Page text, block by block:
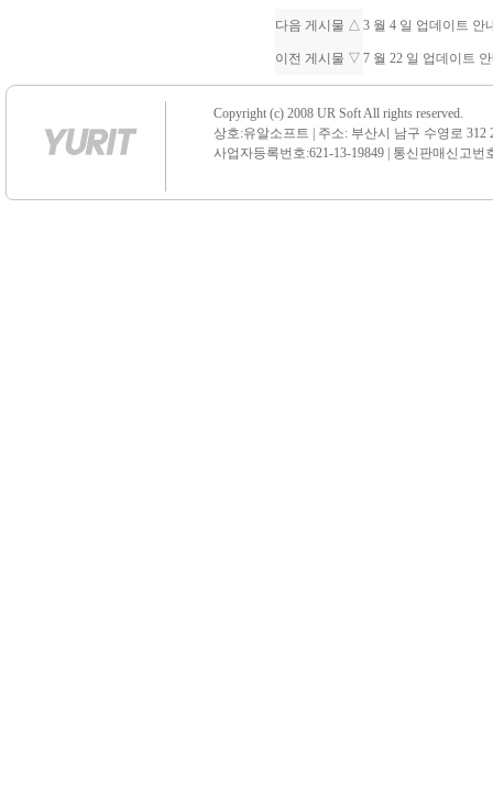
다음 게시물 △ 3 월 4 일 업데이트 안
이전 게시물 ▽ 7 월 22 일 업데이트
Copyright (c) 2008 UR Soft All rights reserved.
상호:유알소프트 | 주소: 부산시 남구 수영로 312
사업자등록번호:621-13-19849 | 통신판매신고번